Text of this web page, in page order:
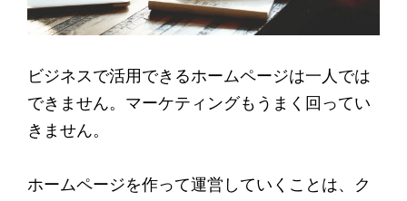
ビジネスで活用できるホームページは一人では
できません。マーケティングもうまく回ってい
きません。
ホームページを作って運営していくことは、ク